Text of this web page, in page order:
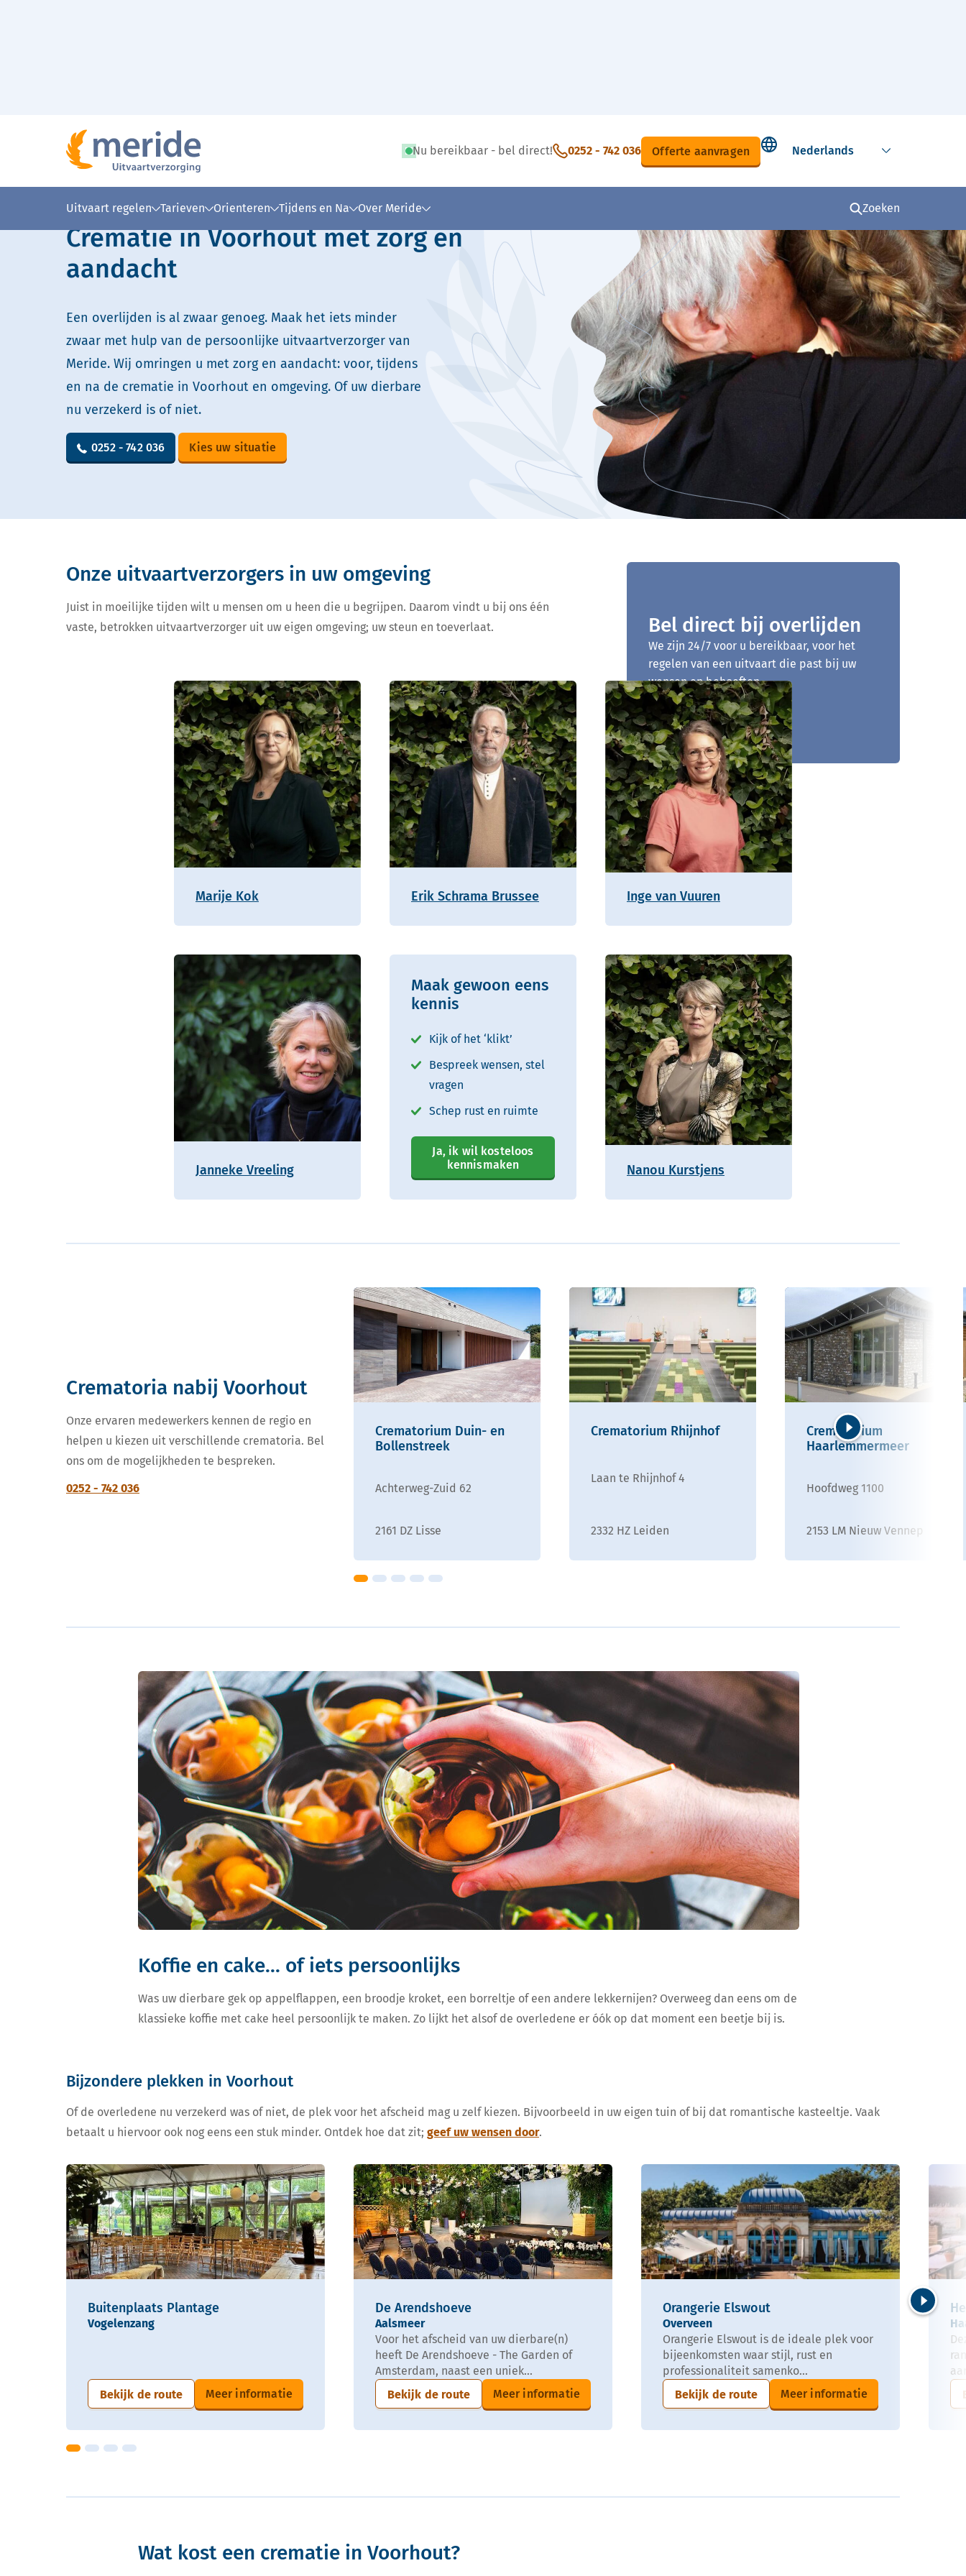
Nu bereikbaar - bel direct! 0252 - 742 036 Offerte aanvragen
Select language
Uitvaart regelen Tarieven Orienteren Tijdens en Na Over Meride Zoeken
Lees voor Uitleg woorden Simpele tekst
Crematie in Voorhout met zorg en
aandacht
Een overlijden is al zwaar genoeg. Maak het iets minder
zwaar met hulp van de persoonlijke uitvaartverzorger van
Meride. Wij omringen u met zorg en aandacht: voor, tijdens
en na de crematie in Voorhout en omgeving. Of uw dierbare
nu verzekerd is of niet.
0252 - 742 036 Kies uw situatie
Bel direct bij overlijden
We zijn 24/7 voor u bereikbaar, voor het
regelen van een uitvaart die past bij uw
wensen en behoeften.
0252 - 742 036
Onze uitvaartverzorgers in uw omgeving
Juist in moeilijke tijden wilt u mensen om u heen die u begrijpen. Daarom vindt u bij ons één
vaste, betrokken uitvaartverzorger uit uw eigen omgeving; uw steun en toeverlaat.
Marije Kok Erik Schrama Brussee Inge van Vuuren
Janneke Vreeling
Maak gewoon eens
kennis
Kijk of het ‘klikt’
Bespreek wensen, stel
vragen
Schep rust en ruimte
Ja, ik wil kosteloos
kennismaken
Nanou Kurstjens
Crematoria nabij Voorhout
Onze ervaren medewerkers kennen de regio en
helpen u kiezen uit verschillende crematoria. Bel
ons om de mogelijkheden te bespreken.
0252 - 742 036
Crematorium Duin- en
Bollenstreek
Achterweg-Zuid 62
2161 DZ Lisse
Crematorium Rhijnhof
Laan te Rhijnhof 4
2332 HZ Leiden
Crematorium
Haarlemmermeer
Hoofdweg 1100
2153 LM Nieuw Vennep
Volgende
Koffie en cake... of iets persoonlijks
Was uw dierbare gek op appelflappen, een broodje kroket, een borreltje of een andere lekkernijen? Overweeg dan eens om de
klassieke koffie met cake heel persoonlijk te maken. Zo lijkt het alsof de overledene er óók op dat moment een beetje bij is.
Bijzondere plekken in Voorhout
Of de overledene nu verzekerd was of niet, de plek voor het afscheid mag u zelf kiezen. Bijvoorbeeld in uw eigen tuin of bij dat romantische kasteeltje. Vaak
betaalt u hiervoor ook nog eens een stuk minder. Ontdek hoe dat zit; geef uw wensen door.
Buitenplaats Plantage
Vogelenzang
Bekijk de route Meer informatie
De Arendshoeve
Aalsmeer
Voor het afscheid van uw dierbare(n)
heeft De Arendshoeve - The Garden of
Amsterdam, naast een uniek...
Bekijk de route
Meer informatie
Orangerie Elswout
Overveen
Orangerie Elswout is de ideale plek voor
bijeenkomsten waar stijl, rust en
professionaliteit samenko...
Bekijk de route
Meer informatie
Volgende
Wat kost een crematie in Voorhout?